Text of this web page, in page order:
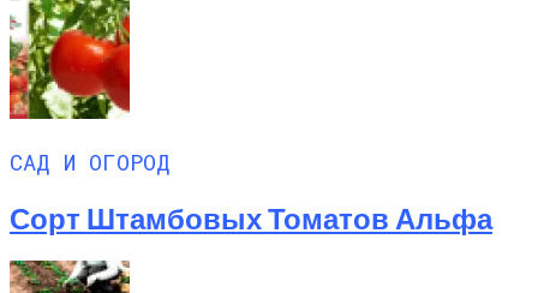
САД И ОГОРОД
Сорт Штамбовых Томатов Альфа